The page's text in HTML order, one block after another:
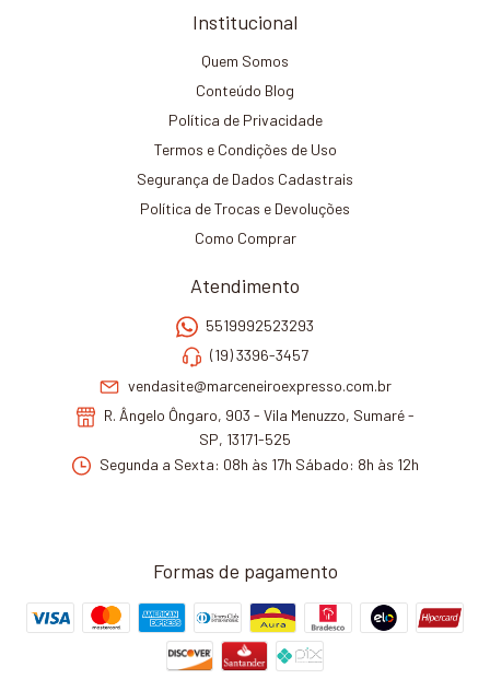
Institucional
Quem Somos
Conteúdo Blog
Política de Privacidade
Termos e Condições de Uso
Segurança de Dados Cadastrais
Política de Trocas e Devoluções
Como Comprar
Atendimento
5519992523293
(19) 3396-3457
vendasite@marceneiroexpresso.com.br
R. Ângelo Ôngaro, 903 - Vila Menuzzo, Sumaré -
SP, 13171-525
Segunda a Sexta: 08h às 17h Sábado: 8h às 12h
Formas de pagamento